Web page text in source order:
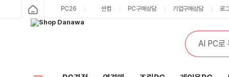
PC26 싼컴 PC구매상담 기업구매상담 로